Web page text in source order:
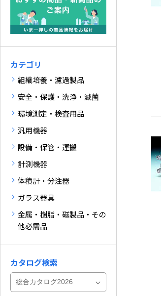
カテゴリ
組織培養・濾過製品
安全・保護・洗浄・滅菌
環境測定・検査用品
汎用機器
設備・保管・運搬
計測機器
体積計・分注器
ガラス器具
金属・樹脂・磁製品・その
他必需品
カタログ検索